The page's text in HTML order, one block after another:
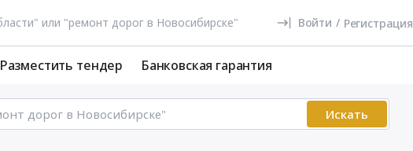
Войти / Регистрация
Разместить тендер Банковская гарантия
Искать